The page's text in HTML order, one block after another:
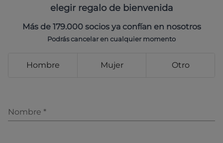
elegir regalo de bienvenida
Más de 179.000 socios ya confían en nosotros
Podrás cancelar en cualquier momento
Hombre Mujer Otro
Nombre *